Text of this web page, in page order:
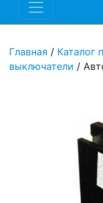
Главная / Каталог
выключатели /